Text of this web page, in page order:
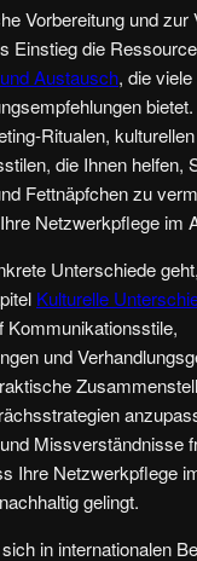
Vorbereitung und zur
Einstieg die Ressource
Austausch, die
die Ihnen helfen,
Fettnäpfchen zu
Netzwerkpflege im
Unterschiede
Kulturelle
Kommunikationsstile,
und
Missverständnisse
Ihre Netzwerkpflege
gelingt.
in internationalen